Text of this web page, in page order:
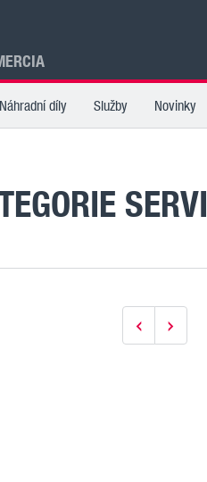
Náhradní díly Služby Novinky